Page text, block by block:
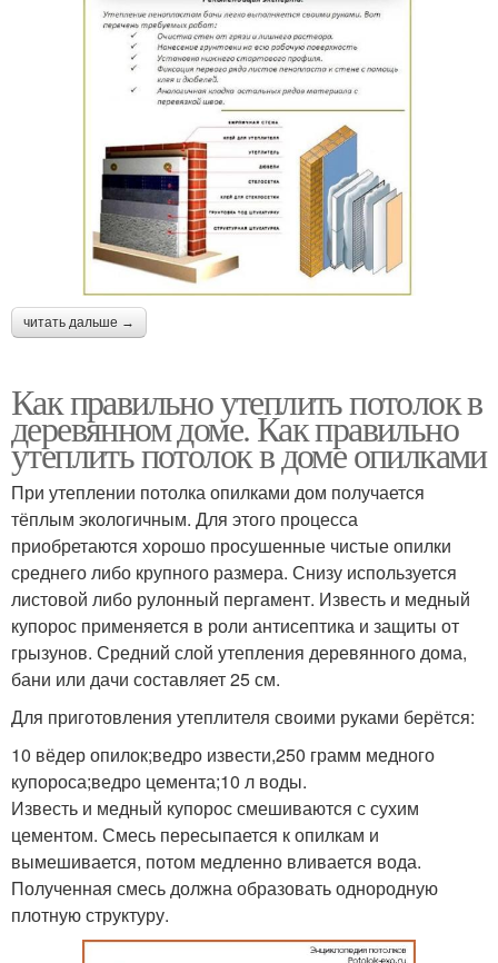
читать дальше →
Как правильно утеплить потолок в
деревянном доме. Как правильно
утеплить потолок в доме опилками
При утеплении потолка опилками дом получается
тёплым экологичным. Для этого процесса
приобретаются хорошо просушенные чистые опилки
среднего либо крупного размера. Снизу используется
листовой либо рулонный пергамент. Известь и медный
купорос применяется в роли антисептика и защиты от
грызунов. Средний слой утепления деревянного дома,
бани или дачи составляет 25 см.
Для приготовления утеплителя своими руками берётся:
10 вёдер опилок;ведро извести,250 грамм медного
купороса;ведро цемента;10 л воды.
Известь и медный купорос смешиваются с сухим
цементом. Смесь пересыпается к опилкам и
вымешивается, потом медленно вливается вода.
Полученная смесь должна образовать однородную
плотную структуру.